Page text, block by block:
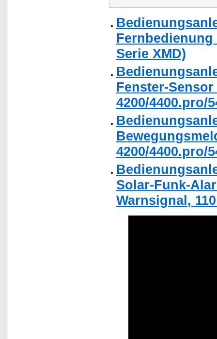
Fernbedienung
Serie XMD)
Fenster-
4200/4400.pro/
4200/4400.pro/
Solar-Funk-
Warnsignal,